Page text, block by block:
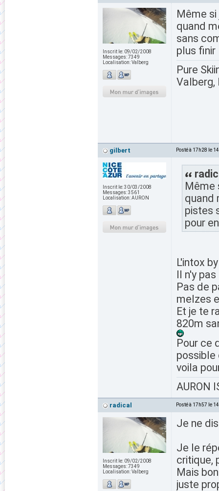
Inscrit le: 09/02/2008
Messages:7349
Localisation:Valberg
Même
quand
sans
plus finir
Pure
Valberg,
gilbert Posté à 17h28 le
Inscrit le:30/03/2008
Messages:3561
Localisation:AURON
Même
quand
pistes
pour
L'intox
Il n'y
Pas de
melzes
Et je te
820m
Pour ce
possible
voila
AURON
radical Posté à 17h57 le
Inscrit le: 09/02/2008
Messages:7349
Localisation:Valberg
Je ne
Je le
critique,
Mais
juste